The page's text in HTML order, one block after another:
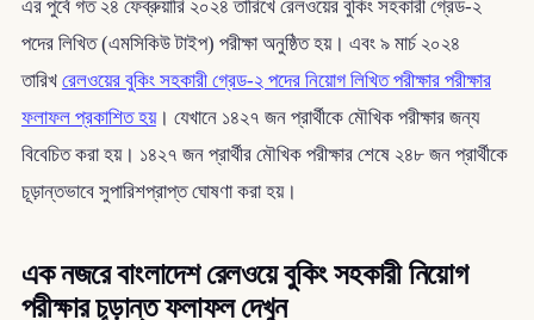
এর পুর্বে গত ২৪ ফেব্রুয়ারি ২০২৪ তারিখে রেলওয়ের বুকিং সহকারী গ্রেড-২
পদের লিখিত (এমসিকিউ টাইপ) পরীক্ষা অনুষ্ঠিত হয়। এবং ৯ মার্চ ২০২৪
তারিখ রেলওয়ের বুকিং সহকারী গ্রেড-২ পদের নিয়োগ লিখিত পরীক্ষার পরীক্ষার
ফলাফল প্রকাশিত হয়। যেখানে ১৪২৭ জন প্রার্থীকে মৌখিক পরীক্ষার জন্য
বিবেচিত করা হয়। ১৪২৭ জন প্রার্থীর মৌখিক পরীক্ষার শেষে ২৪৮ জন প্রার্থীকে
চূড়ান্তভাবে সুপারিশপ্রাপ্ত ঘোষণা করা হয়।
এক নজরে বাংলাদেশ রেলওয়ে বুকিং সহকারী নিয়োগ
পরীক্ষার চূড়ান্ত ফলাফল দেখুন